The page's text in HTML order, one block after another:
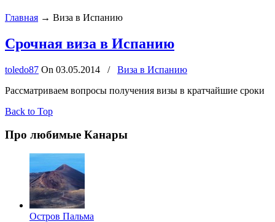
Главная → Виза в Испанию
Срочная виза в Испанию
toledo87 On 03.05.2014 /
Виза в Испанию
Рассматриваем вопросы получения визы в кратчайшие сроки
Back to Top
Про любимые Канары
Остров Пальма